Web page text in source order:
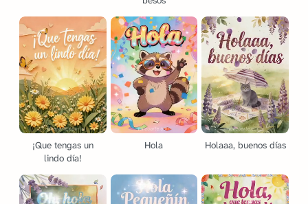
¡Que tengas un
lindo día!
Hola Holaaa, buenos días